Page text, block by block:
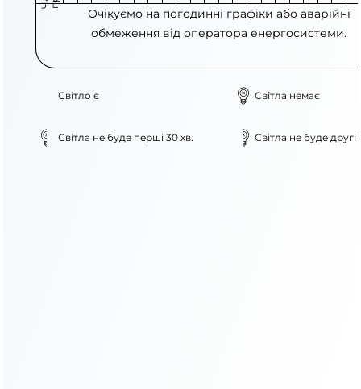
Очікуємо на погодинні графіки або аварійні
обмеження від оператора енергосистеми.
Світло є Світла немає
Світла не буде перші 30 хв. Світла не буде другі